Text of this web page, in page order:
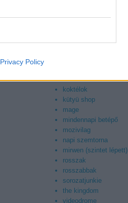
Privacy Policy
filmbuzi
korea-fan
koktélok
kütyü shop
mage
mindennapi betépő
mozivilag
napi szemtorna
mirwen (szintet lépett)
rosszak
rosszabbak
sorozatjunkie
the kingdom
videodrome